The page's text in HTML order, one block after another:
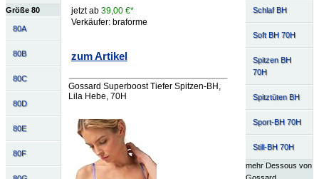
Größe 80
80A
80B
80C
80D
80E
80F
Schlaf BH
Soft BH 70H
Spitzen BH
70H
Spitztüten BH
Sport-BH 70H
Still-BH 70H
mehr Dessous von
jetzt ab 39,00 €*
Verkäufer: braforme
zum Artikel
Gossard Superboost Tiefer Spitzen-BH,
Lila Hebe, 70H